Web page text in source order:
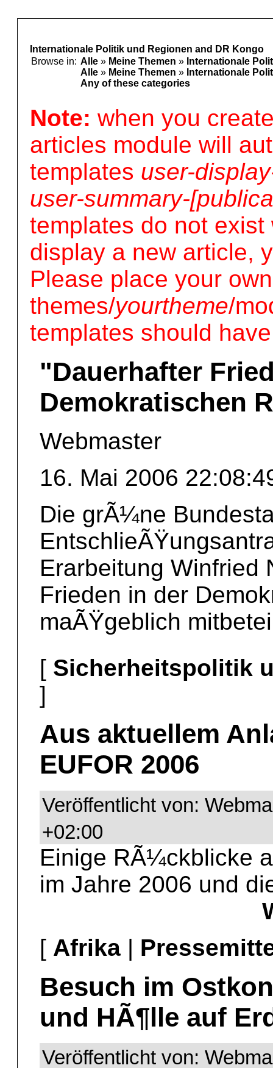
Internationale Politik und Regionen and DR Kongo
Browse in: Alle » Meine Themen » Internationale
Alle » Meine Themen » Internationale
Any of these categories
Note: when you
articles module will
templates user-
user-summary-
templates do not
display a new article,
Please place your
themes/yourtheme/
templates should
"Dauerhafter
Demokratischen
Webmaster
16. Mai 2006
Die grÃ¼ne
Erarbeitung Winfried
Frieden in der
maÃŸgeblich
[ Sicherheitspolitik
]
Aus aktuellem
EUFOR 2006
Veröffentlicht von:
+02:00
Einige RÃ¼ckblicke
im Jahre 2006 und
[ Afrika |
Besuch im
und HÃ¶lle auf
Veröffentlicht von: